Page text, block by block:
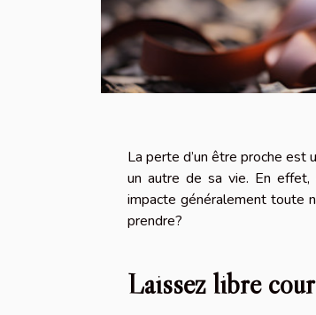
La perte d’un être proche est
un autre de sa vie. En effet,
impacte généralement toute
prendre?
Laissez libre